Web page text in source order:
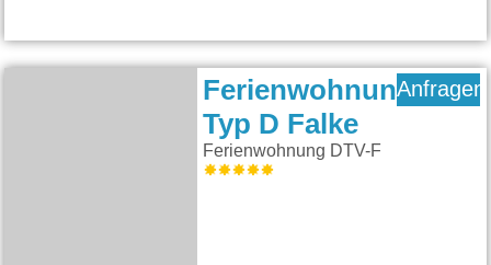
Ferienwohnung
Typ D Falke
Ferienwohnung DTV-F
Anfragen